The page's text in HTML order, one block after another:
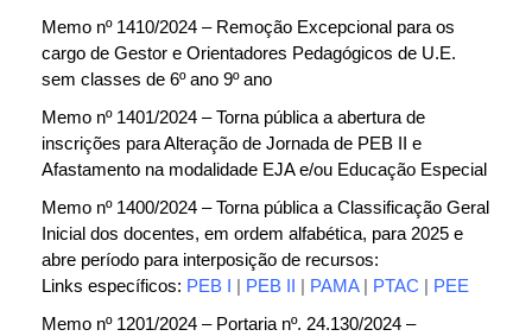
Memo nº 1410/2024 – Remoção Excepcional para os
cargo de Gestor e Orientadores Pedagógicos de U.E.
sem classes de 6º ano 9º ano
Memo nº 1401/2024 – Torna pública a abertura de
inscrições para Alteração de Jornada de PEB II e
Afastamento na modalidade EJA e/ou Educação Especial
Memo nº 1400/2024 – Torna pública a Classificação Geral
Inicial dos docentes, em ordem alfabética, para 2025 e
abre período para interposição de recursos:
Links específicos: PEB I | PEB II | PAMA| PTAC | PEE
Memo nº 1201/2024 – Portaria nº. 24.130/2024 –